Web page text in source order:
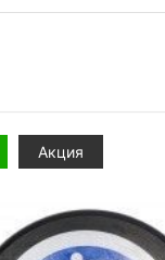
Акция